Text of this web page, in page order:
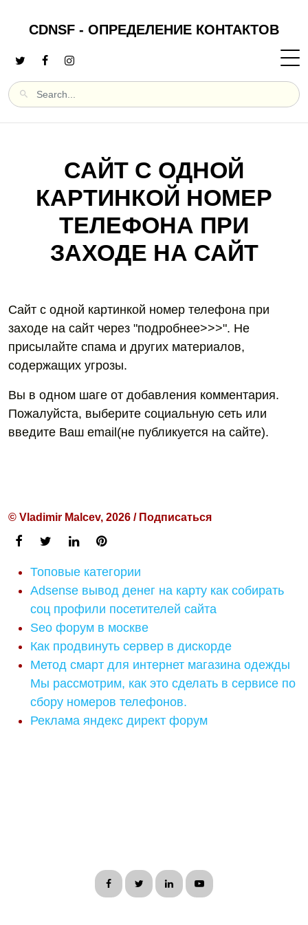
CDNSF - ОПРЕДЕЛЕНИЕ КОНТАКТОВ
САЙТ С ОДНОЙ
КАРТИНКОЙ НОМЕР
ТЕЛЕФОНА ПРИ
ЗАХОДЕ НА САЙТ
Сайт с одной картинкой номер телефона при
заходе на сайт через "подробнее>>>". Не
присылайте спама и других материалов,
содержащих угрозы.
Вы в одном шаге от добавления комментария.
Пожалуйста, выберите социальную сеть или
введите Ваш email(не публикуется на сайте).
© Vladimir Malcev, 2026 / Подписаться
Топовые категории
Adsense вывод денег на карту как собирать
соц профили посетителей сайта
Seo форум в москве
Как продвинуть сервер в дискорде
Метод смарт для интернет магазина одежды
Мы рассмотрим, как это сделать в сервисе по
сбору номеров телефонов.
Реклама яндекс директ форум